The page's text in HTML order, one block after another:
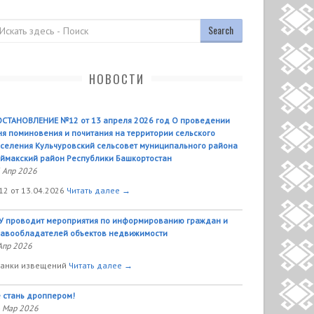
НОВОСТИ
№12 от 13 апреля 2026 год О проведении
поминовения и почитания на территории сельского
Кульчуровский сельсовет муниципального района
район Республики Башкортостан
Апр 2026
от 13.04.2026 Читать далее →
проводит мероприятия по информированию граждан и
объектов недвижимости
2026
извещений Читать далее →
стань дроппером!
Мар 2026